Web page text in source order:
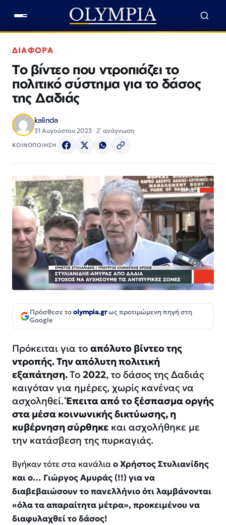
ΔΙΑΦΟΡΑ
Το βίντεο που ντροπιάζει το
πολιτικό σύστημα για το δάσος
της Δαδιάς
kalinda
31 Αυγούστου 2023 · 2΄ ανάγνωση
ΚΟΙΝΟΠΟΙΗΣΗ
Πρόσθεσε τοolympia.grως προτιμώμενη πηγή στη
Google
Πρόκειται για το απόλυτο βίντεο της
ντροπής. Την απόλυτη πολιτική
εξαπάτηση.Το 2022, το δάσος της Δαδιάς
καιγόταν για ημέρες, χωρίς κανένας να
ασχοληθεί.Έπειτα από το ξέσπασμα οργής
στα μέσα κοινωνικής δικτύωσης, η
κυβέρνηση σύρθηκε και ασχολήθηκε με
την κατάσβεση της πυρκαγιάς.
Βγήκαν τότε στα κανάλιαο Χρήστος Στυλιανίδης
και ο… Γιώργος Αμυράς (!!) για να
διαβεβαιώσουν το πανελλήνιο ότι λαμβάνονται
«όλα τα απαραίτητα μέτρα», προκειμένου να
διαφυλαχθεί το δάσος!